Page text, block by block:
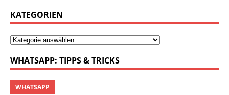
KATEGORIEN
WHATSAPP: TIPPS & TRICKS
WHATSAPP